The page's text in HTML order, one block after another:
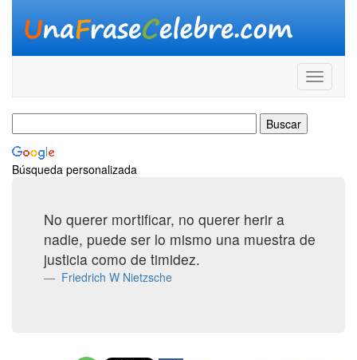
Búsqueda personalizada
No querer mortificar, no querer herir a
nadie, puede ser lo mismo una muestra de
justicia como de timidez.
Friedrich W Nietzsche